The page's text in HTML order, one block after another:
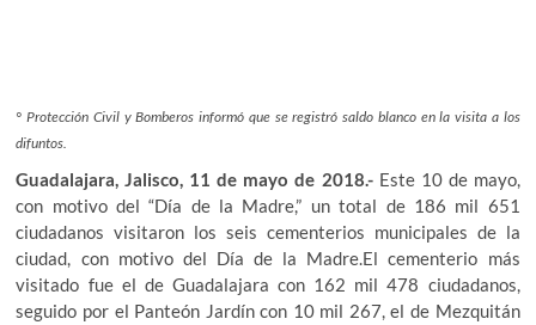
° Protección Civil y Bomberos informó que se registró saldo blanco en la visita a los
difuntos.
Guadalajara, Jalisco, 11 de mayo de 2018.-Este 10 de mayo,
con motivo del “Día de la Madre,” un total de 186 mil 651
ciudadanos visitaron los seis cementerios municipales de la
ciudad, con motivo del Día de la Madre.El cementerio más
visitado fue el de Guadalajara con 162 mil 478 ciudadanos,
seguido por el Panteón Jardín con 10 mil 267, el de Mezquitán